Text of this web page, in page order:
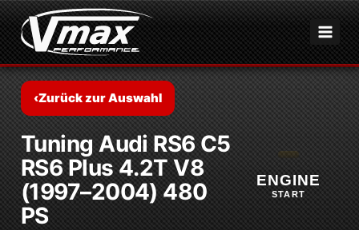
Zum
Inhalt
springen
‹Zurück zur Auswahl
Tuning Audi RS6 C5
RS6 Plus 4.2T V8
(1997–2004) 480
PS
ENGINE
START